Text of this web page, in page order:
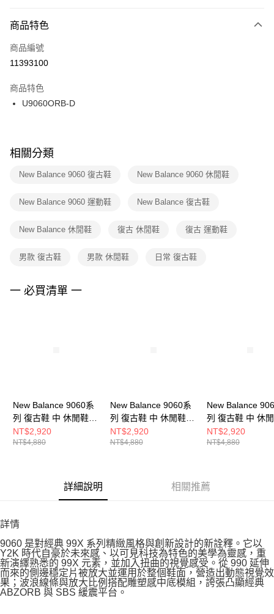
３．安心：先確認商品／服務後，再付款。
【「AFTEE先享後付」結帳流程】
１．於結帳方式選擇「AFTEE先享後付」後，將跳轉至「AFTEE先享後付」
２．訂單成立數日內，您將收到繳費通知簡訊。
３．收到繳費通知簡訊後14天內，點擊此簡訊中的連結，可透過四大超商／
ATM／網路銀行／等多元方式進行付款，方視為交易完成。
※ 交易是否成功請以「AFTEE先享後付 」之結帳頁面顯示為準，若有關於
是否繳費成功／繳費後需取消欲退款等相關疑問，請聯繫「AFTEE先享後付
客戶支援中心」 https://netprotections.freshdesk.com/support/home
１．透過由恩沛科技股份有限公司提供之「AFTEE先享後付」服務完成之交
權轉讓予恩沛科技股份有限公司。
３．未成年的使用者請事先徵得法定代理人或監護人之同意方可使用
４．使用「AFTEE先享後付」時，將依據個別帳號之用戶狀況，依本公司即
每筆NT$100，滿NT$1,500(含以上)免運費
宅配
每筆NT$100，滿NT$1,500(含以上)免運費
付款後門市自取
每筆NT$100，滿NT$1,500(含以上)免運費
商品特色
商品編號
11393100
商品特色
U9060ORB-D
相關分類
New Balance 9060 復古鞋 New Balance 9060 休閒鞋
New Balance 9060 運動鞋 New Balance 復古鞋
New Balance 休閒鞋 復古 休閒鞋 復古 運動鞋
男款 復古鞋 男款 休閒鞋 日常 復古鞋
一 必買清單 一
New Balance 9060系
列 復古鞋 中 休閒鞋
U9060AGA-D
NT$2,920
NT$4,880
New Balance 9060系
列 復古鞋 中 休閒鞋
U9060EEI-D
NT$2,920
NT$4,880
New Balance
列 復古鞋 中 休
U9060AGB-D
NT$2,920
NT$4,880
詳細說明 相關推薦
詳情
9060 是對經典 99X 系列精緻風格與創新設計的新詮釋。它以
Y2K 時代自豪於未來感、以可見科技為特色的美學為靈感，重
新演繹熟悉的 99X 元素，並加入扭曲的視覺感受。從 990 延伸
而來的側邊穩定片被放大並運用於整個鞋面，營造出動態視覺效
果；波浪線條與放大比例搭配雕塑感中底模組，誇張凸顯經典
ABZORB 與 SBS 緩震平台。